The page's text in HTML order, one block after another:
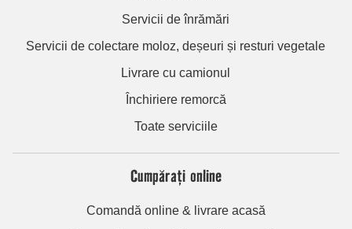
Servicii de înrămări
Servicii de colectare moloz, deșeuri și resturi vegetale
Livrare cu camionul
Închiriere remorcă
Toate serviciile
Cumpărați online
Comandă online & livrare acasă